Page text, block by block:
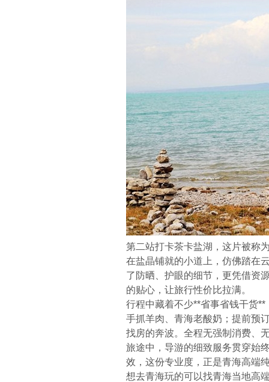
第二站打卡茶卡盐湖，这片被称
在盐晶铺就的小道上，仿佛踏在
了防晒、护眼的细节，更凭借资
的贴心，让旅行性价比拉满。
行程中藏着不少**省事省钱干货
手抓羊肉、青海老酸奶；提前预
找房的奔波。全程无强制消费、
旅途中，导游的细致服务贯穿始
效，这份专业度，正是青海高端
想去青海玩的可以找青海当地高